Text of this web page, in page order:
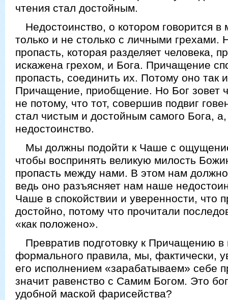
чтения стал достойным.
Недостоинство, о котором говорится в
только и не столько с личными грехами.
пропасть, которая разделяет человека,
искажена грехом, и Бога. Причащение
пропасть, соединить их. Потому оно так
Причащение, приобщение. Но Бог зовет
не потому, что тот, совершив подвиг
стал чистым и достойным самого Бога,
недостоинство.
Мы должны подойти к Чаше с
чтобы воспринять великую милость
пропасть между нами. В этом нам
ведь оно разъясняет нам наше
Чаше в спокойствии и уверенности, что
достойно, потому что прочитали
«как положено».
Превратив подготовку к Причащению в
формального правила, мы, фактически,
его исполнением «зарабатываем» себе
значит равенство с Самим Богом. Это
удобной маской фарисейства?